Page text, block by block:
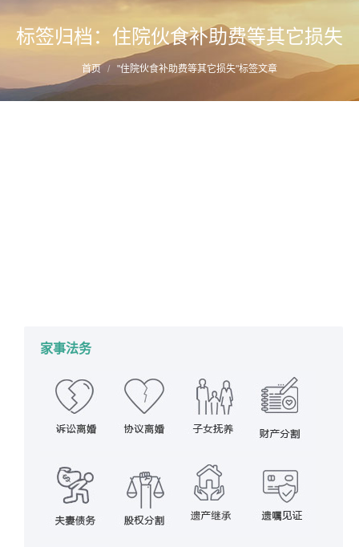
标签归档： 住院伙食补助费等其它损失
首页 "住院伙食补助费等其它损失"标签文章
家事法务